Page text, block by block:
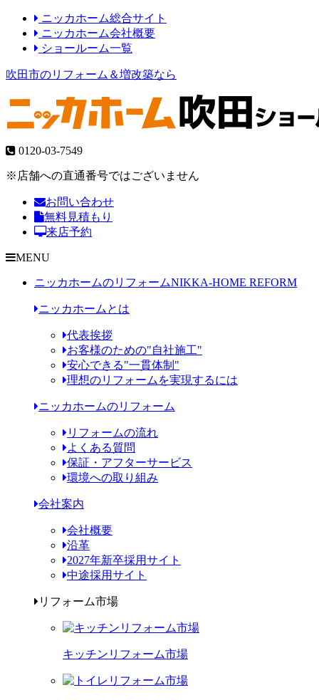
ニッカホーム総合サイト
ニッカホーム会社概要
ショールーム一覧
吹田市のリフォーム＆増改築なら
0120-03-7549
※店舗への直通番号ではございません
お問い合わせ
無料見積もり
来店予約
MENU
ニッカホームのリフォームNIKKA-HOME REFORM
ニッカホームとは
代表挨拶
お客様のための"自社施工"
安心できる"一貫体制"
理想のリフォームを実現するには
ニッカホームのリフォーム
リフォームの流れ
よくある質問
保証・アフターサービス
環境への取り組み
会社案内
会社概要
沿革
2027年新卒採用サイト
中途採用サイト
リフォーム市場
キッチンリフォーム市場